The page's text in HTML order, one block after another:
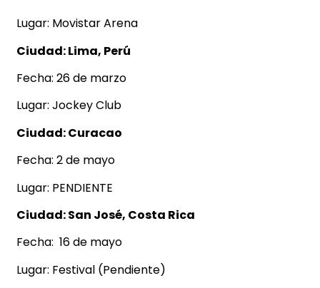
Lugar: Movistar Arena
Ciudad: Lima, Perú
Fecha: 26 de marzo
Lugar: Jockey Club
Ciudad: Curacao
Fecha: 2 de mayo
Lugar: PENDIENTE
Ciudad: San José, Costa Rica
Fecha: 16 de mayo
Lugar: Festival (Pendiente)